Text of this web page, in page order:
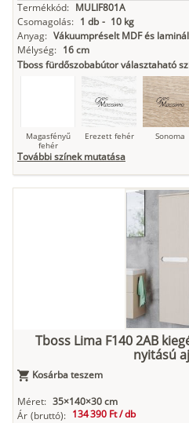
Termékkód: MULIF801A
Csomagolás: 1 db - 10 kg
Anyag: Vákuumpréselt MDF és
Mélység: 16 cm
Tboss fürdőszobabútor választaható
Magasfényű
fehér
Erezett fehér Sonoma
Nádzöld
További színek mutatása
Tboss Lima F140 2AB
nyitású
Kosárba teszem
Méret: 35×140×30 cm
Ár (bruttó): 134 390 Ft /db